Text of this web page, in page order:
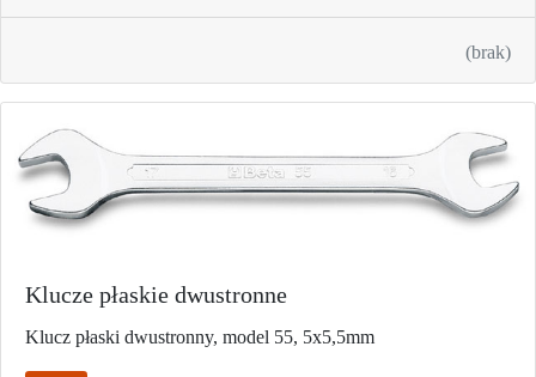
(brak)
Klucze płaskie dwustronne
Klucz płaski dwustronny, model 55, 5x5,5mm